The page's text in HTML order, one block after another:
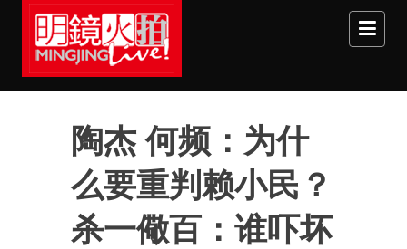
Skip to main content
陶杰 何频：为什
么要重判赖小民？
杀一儆百：谁吓坏